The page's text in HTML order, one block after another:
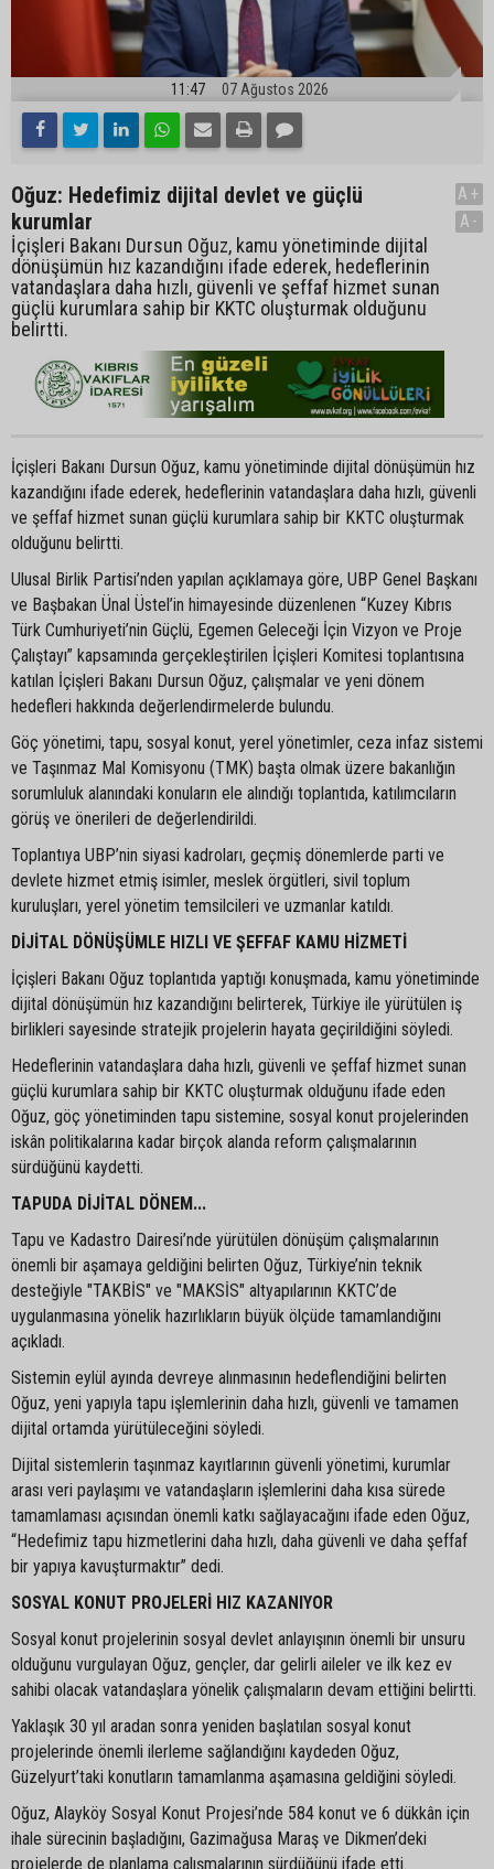
11:47 07 Ağustos 2026
Oğuz: Hedefimiz dijital devlet ve güçlü
kurumlar
İçişleri Bakanı Dursun Oğuz, kamu yönetiminde dijital
dönüşümün hız kazandığını ifade ederek, hedeflerinin
vatandaşlara daha hızlı, güvenli ve şeffaf hizmet sunan
güçlü kurumlara sahip bir KKTC oluşturmak olduğunu
belirtti.
A+
A-
İçişleri Bakanı Dursun Oğuz, kamu yönetiminde dijital dönüşümün hız
kazandığını ifade ederek, hedeflerinin vatandaşlara daha hızlı, güvenli
ve şeffaf hizmet sunan güçlü kurumlara sahip bir KKTC oluşturmak
olduğunu belirtti.
Ulusal Birlik Partisi’nden yapılan açıklamaya göre, UBP Genel Başkanı
ve Başbakan Ünal Üstel’in himayesinde düzenlenen “Kuzey Kıbrıs
Türk Cumhuriyeti’nin Güçlü, Egemen Geleceği İçin Vizyon ve Proje
Çalıştayı” kapsamında gerçekleştirilen İçişleri Komitesi toplantısına
katılan İçişleri Bakanı Dursun Oğuz, çalışmalar ve yeni dönem
hedefleri hakkında değerlendirmelerde bulundu.
Göç yönetimi, tapu, sosyal konut, yerel yönetimler, ceza infaz sistemi
ve Taşınmaz Mal Komisyonu (TMK) başta olmak üzere bakanlığın
sorumluluk alanındaki konuların ele alındığı toplantıda, katılımcıların
görüş ve önerileri de değerlendirildi.
Toplantıya UBP’nin siyasi kadroları, geçmiş dönemlerde parti ve
devlete hizmet etmiş isimler, meslek örgütleri, sivil toplum
kuruluşları, yerel yönetim temsilcileri ve uzmanlar katıldı.
DİJİTAL DÖNÜŞÜMLE HIZLI VE ŞEFFAF KAMU HİZMETİ
İçişleri Bakanı Oğuz toplantıda yaptığı konuşmada, kamu yönetiminde
dijital dönüşümün hız kazandığını belirterek, Türkiye ile yürütülen iş
birlikleri sayesinde stratejik projelerin hayata geçirildiğini söyledi.
Hedeflerinin vatandaşlara daha hızlı, güvenli ve şeffaf hizmet sunan
güçlü kurumlara sahip bir KKTC oluşturmak olduğunu ifade eden
Oğuz, göç yönetiminden tapu sistemine, sosyal konut projelerinden
iskân politikalarına kadar birçok alanda reform çalışmalarının
sürdüğünü kaydetti.
TAPUDA DİJİTAL DÖNEM...
Tapu ve Kadastro Dairesi’nde yürütülen dönüşüm çalışmalarının
önemli bir aşamaya geldiğini belirten Oğuz, Türkiye’nin teknik
desteğiyle "TAKBİS" ve "MAKSİS" altyapılarının KKTC’de
uygulanmasına yönelik hazırlıkların büyük ölçüde tamamlandığını
açıkladı.
Sistemin eylül ayında devreye alınmasının hedeflendiğini belirten
Oğuz, yeni yapıyla tapu işlemlerinin daha hızlı, güvenli ve tamamen
dijital ortamda yürütüleceğini söyledi.
Dijital sistemlerin taşınmaz kayıtlarının güvenli yönetimi, kurumlar
arası veri paylaşımı ve vatandaşların işlemlerini daha kısa sürede
tamamlaması açısından önemli katkı sağlayacağını ifade eden Oğuz,
“Hedefimiz tapu hizmetlerini daha hızlı, daha güvenli ve daha şeffaf
bir yapıya kavuşturmaktır” dedi.
SOSYAL KONUT PROJELERİ HIZ KAZANIYOR
Sosyal konut projelerinin sosyal devlet anlayışının önemli bir unsuru
olduğunu vurgulayan Oğuz, gençler, dar gelirli aileler ve ilk kez ev
sahibi olacak vatandaşlara yönelik çalışmaların devam ettiğini belirtti.
Yaklaşık 30 yıl aradan sonra yeniden başlatılan sosyal konut
projelerinde önemli ilerleme sağlandığını kaydeden Oğuz,
Güzelyurt’taki konutların tamamlanma aşamasına geldiğini söyledi.
Oğuz, Alayköy Sosyal Konut Projesi’nde 584 konut ve 6 dükkân için
ihale sürecinin başladığını, Gazimağusa Maraş ve Dikmen’deki
projelerde de planlama çalışmalarının sürdüğünü ifade etti.